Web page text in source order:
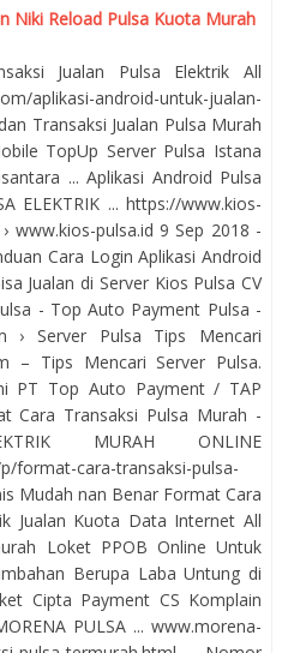
Niki Reload Pulsa Kuota Murah
Jualan Pulsa Elektrik All
aplikasi-android-untuk-jualan-
Transaksi Jualan Pulsa Murah
TopUp Server Pulsa Istana
... Aplikasi Android Pulsa
ELEKTRIK ... https://www.kios-
www.kios-pulsa.id 9 Sep 2018 -
Cara Login Aplikasi Android
Jualan di Server Kios Pulsa CV
- Top Auto Payment Pulsa -
› Server Pulsa Tips Mencari
– Tips Mencari Server Pulsa.
PT Top Auto Payment / TAP
Cara Transaksi Pulsa Murah -
MURAH ONLINE
format-cara-transaksi-pulsa-
Mudah nan Benar Format Cara
Jualan Kuota Data Internet All
Loket PPOB Online Untuk
Berupa Laba Untung di
Cipta Payment CS Komplain
PULSA ... www.morena-